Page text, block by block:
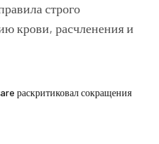
строго
крови, расчленения и
раскритиковал сокращения